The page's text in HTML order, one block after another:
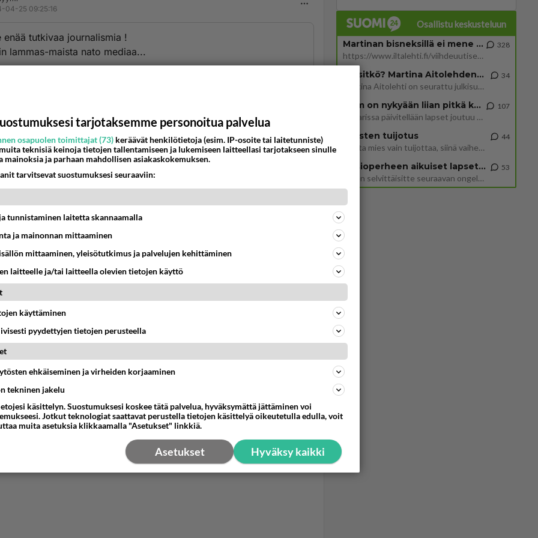
04-25 09:25:16
tutkivaa journalismia !
lammas-maista nato mediaa...
04-25 09:27:00
Osallistu keskusteluun
Martinan bisneksillä ei mene hyvin
https://www.iltalehti.fi/viihdeuutiset/a/c46da6ab-340f-4790-aaa7-0865eed2336 Yrityksen konkurssihakemus on tullut kärä
328
Tiesitkö? Martina Aitolehden isäpuoli on tämä suosittu laulaja
Martina Aitolehti on seurattu julkisuuden henkilö. Lähipiiriin mahtuu muitakin tunnettuja henkilöitä. Tiesitkö, että Ma
34
2 km on nykyään liian pitkä koulumatka
Hesarissa päivitellään lapset joutuu nyt kulkemaan 2 km kouluun jösses. Ruostefillarilla tuo matka menee vaikka miten äk
107
Miesten tuijotus
Mutta mies vain tuijottaa, siinä vaiheessa käännän itse pään pois. Mikä juttu? Yleensä jos joku tuijottaa tai katsoo, hä
44
Uusioperheen aikuiset lapset tyhjentää jääkaapin käydessään
Miten selvittäisitte seuraavan ongelman, meillä on uusioperhe, minulla teini-ikäiset lapset ja puolisolla aikuiset, jotk
53
tarjotaksemme personoitua palvelua
osapuolen toimittajat (73) keräävät henkilötietoja (esim. IP-osoite tai laitetunniste)
teknisiä keinoja tietojen tallentamiseen ja lukemiseen laitteellasi tarjotakseen sinulle
ja parhaan mahdollisen asiakaskokemuksen.
tarvitsevat suostumuksesi seuraaviin:
tunnistaminen laitetta skannaamalla
ja mainonnan mittaaminen
mittaaminen, yleisötutkimus ja palvelujen kehittäminen
laitteelle ja/tai laitteella olevien tietojen käyttö
käyttäminen
pyydettyjen tietojen perusteella
ehkäiseminen ja virheiden korjaaminen
tekninen jakelu
käsittelyn. Suostumuksesi koskee tätä palvelua, hyväksymättä jättäminen voi
Jotkut teknologiat saattavat perustella tietojen käsittelyä oikeutetulla edulla, voit
muita asetuksia klikkaamalla "Asetukset" linkkiä.
Hyväksy kaikki
Asetukset